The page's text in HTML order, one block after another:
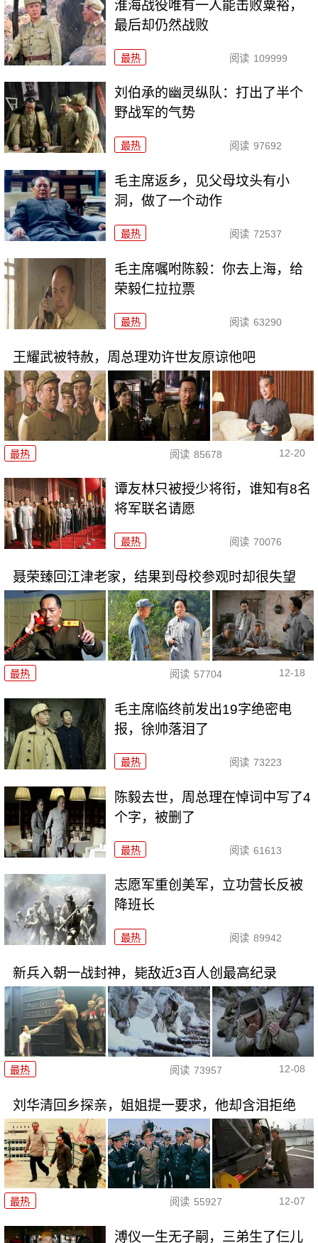
淮海战役唯有一人能击败粟裕，
最后却仍然战败
最热 阅读 109999
刘伯承的幽灵纵队：打出了半个
野战军的气势
最热 阅读 97692
毛主席返乡，见父母坟头有小
洞，做了一个动作
最热 阅读 72537
毛主席嘱咐陈毅：你去上海，给
荣毅仁拉拉票
最热 阅读 63290
王耀武被特赦，周总理劝许世友原谅他吧
最热 阅读 85678 12-20
谭友林只被授少将衔，谁知有8名
将军联名请愿
最热 阅读 70076
聂荣臻回江津老家，结果到母校参观时却很失望
最热 阅读 57704 12-18
毛主席临终前发出19字绝密电
报，徐帅落泪了
最热 阅读 73223
陈毅去世，周总理在悼词中写了4
个字，被删了
最热 阅读 61613
志愿军重创美军，立功营长反被
降班长
最热 阅读 89942
新兵入朝一战封神，毙敌近3百人创最高纪录
最热 阅读 73957 12-08
刘华清回乡探亲，姐姐提一要求，他却含泪拒绝
最热 阅读 55927 12-07
溥仪一生无子嗣，三弟生了仨儿